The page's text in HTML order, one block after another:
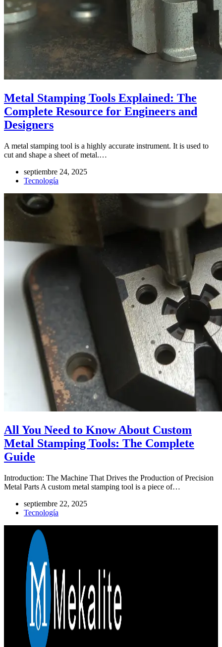
Metal Stamping Tools Explained: The
Complete Resource for Engineers and
Designers
A metal stamping tool is a highly accurate instrument. It is used to
cut and shape a sheet of metal.…
septiembre 24, 2025
Tecnología
All You Need to Know About Custom
Metal Stamping Tools: The Complete
Guide
Introduction: The Machine That Drives the Production of Precision
Metal Parts A custom metal stamping tool is a piece of…
septiembre 22, 2025
Tecnología